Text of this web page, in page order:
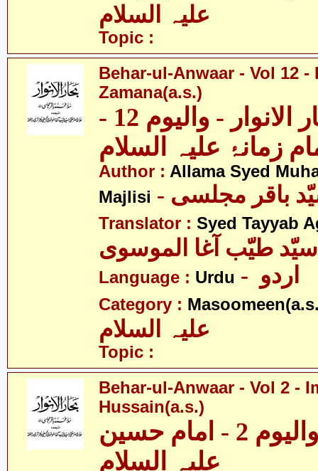
Topic :
Behar-ul-Anwaar - Vol 12 -
Zamana(a.s.)
بحار الانوار - والیوم 12 -
Author : Allama Syed
Majlisi
Translator : Syed Tayyab
سیّد طیّب آغا الموسوی
Language : Urdu
Category :
Topic :
Behar-ul-Anwaar - Vol 2 -
Hussain(a.s.)
بحار الانوار - والیوم 2 - امام حسین